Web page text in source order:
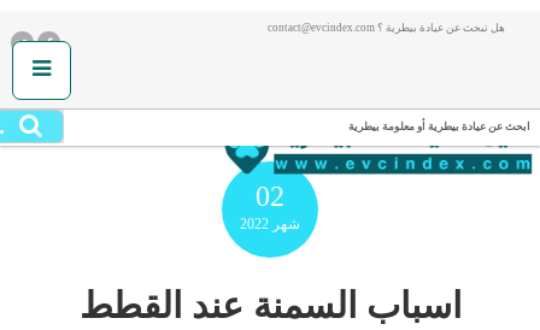
هل تبحث عن عيادة بيطرية ؟ contact@evcindex.com
ابحث عن عيادة بيطرية أو معلومة بيطرية
02
شهر 2022
اسباب السمنة عند القطط